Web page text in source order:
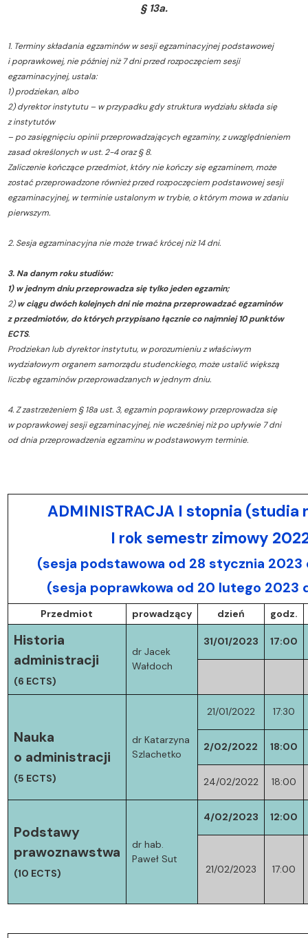
§ 13a.
1. Terminy składania egzaminów w sesji egzaminacyjnej podstawowej
i poprawkowej, nie później niż 7 dni przed rozpoczęciem sesji
egzaminacyjnej, ustala:
1) prodziekan, albo
2) dyrektor instytutu – w przypadku gdy struktura wydziału składa się
z instytutów
– po zasięgnięciu opinii przeprowadzających egzaminy, z uwzględnieniem
zasad określonych w ust. 2-4 oraz § 8.
Zaliczenie kończące przedmiot, który nie kończy się egzaminem, może
zostać przeprowadzone również przed rozpoczęciem podstawowej sesji
egzaminacyjnej, w terminie ustalonym w trybie, o którym mowa w zdaniu
pierwszym.
2. Sesja egzaminacyjna nie może trwać krócej niż 14 dni.
3. Na danym roku studiów:
1) w jednym dniu przeprowadza się tylko jeden egzamin;
2) w ciągu dwóch kolejnych dni nie można przeprowadzać egzaminów
z przedmiotów, do których przypisano łącznie co najmniej 10 punktów
ECTS.
Prodziekan lub dyrektor instytutu, w porozumieniu z właściwym
wydziałowym organem samorządu studenckiego, może ustalić większą
liczbę egzaminów przeprowadzanych w jednym dniu.
4. Z zastrzeżeniem § 18a ust. 3, egzamin poprawkowy przeprowadza się
w poprawkowej sesji egzaminacyjnej, nie wcześniej niż po upływie 7 dni
od dnia przeprowadzenia egzaminu w podstawowym terminie.
ADMINISTRACJA I stopnia (studia
I rok semestr zimowy
(sesja podstawowa od 28 stycznia 2023
(sesja poprawkowa od 20 lutego 2023
Przedmiot prowadzący dzień godz.
Historia
administracji
(6 ECTS)
dr Jacek
Wałdoch
31/01/2023 17:00
Nauka
o administracji
(5 ECTS)
dr Katarzyna
Szlachetko
21/01/2022 17:30
2/02/2022 18:00
24/02/2022 18:00
Podstawy
prawoznawstwa
(10 ECTS)
dr hab.
Paweł Sut
4/02/2023 12:00
21/02/2023 17:00